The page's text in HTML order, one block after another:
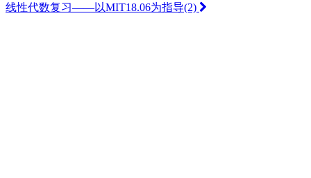
线性代数复习——以MIT18.06为指导(2)